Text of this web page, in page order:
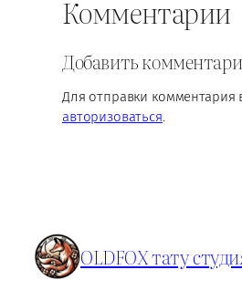
Комментарии
Добавить
Для отправки комментария
авторизоваться.
OLDFOX тату